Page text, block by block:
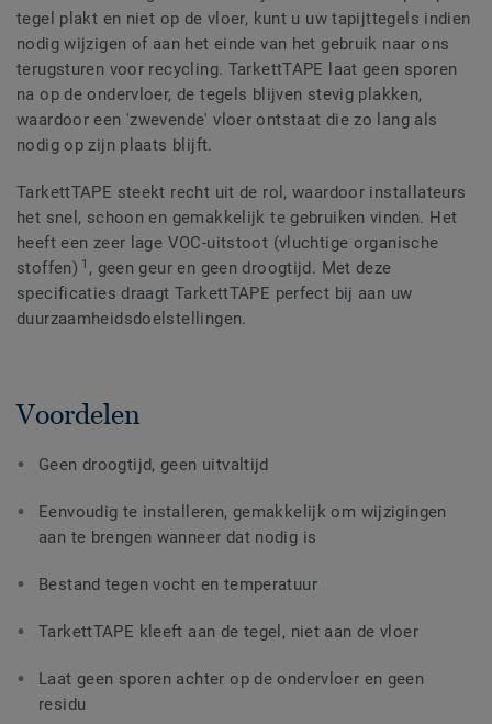
tegel plakt en niet op de vloer, kunt u uw tapijttegels indien
nodig wijzigen of aan het einde van het gebruik naar ons
terugsturen voor recycling. TarkettTAPE laat geen sporen
na op de ondervloer, de tegels blijven stevig plakken,
waardoor een 'zwevende' vloer ontstaat die zo lang als
nodig op zijn plaats blijft.
TarkettTAPE steekt recht uit de rol, waardoor installateurs
het snel, schoon en gemakkelijk te gebruiken vinden. Het
heeft een zeer lage VOC-uitstoot (vluchtige organische
stoffen) 1 , geen geur en geen droogtijd. Met deze
specificaties draagt ​​TarkettTAPE perfect bij aan uw
duurzaamheidsdoelstellingen.
Voordelen
Geen droogtijd, geen uitvaltijd
Eenvoudig te installeren, gemakkelijk om wijzigingen
aan te brengen wanneer dat nodig is
Bestand tegen vocht en temperatuur
TarkettTAPE kleeft aan de tegel, niet aan de vloer
Laat geen sporen achter op de ondervloer en geen
residu